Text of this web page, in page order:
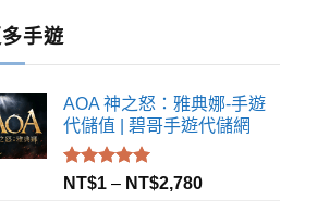
手遊
AOA 神之怒：雅典娜-手遊
代儲值 | 碧哥手遊代儲網
評分 5.00
NT$1 – NT$2,780